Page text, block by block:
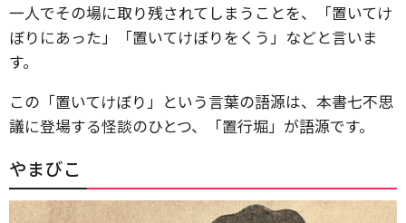
一人でその場に取り残されてしまうことを、「置いてけ
ぼりにあった」「置いてけぼりをくう」などと言いま
す。
この「置いてけぼり」という言葉の語源は、本書七不思
議に登場する怪談のひとつ、「置行堀」が語源です。
やまびこ